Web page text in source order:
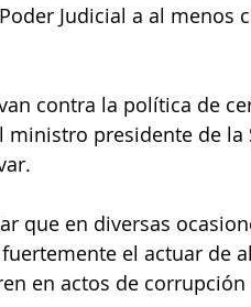
Judicial a al
contra la política de
presidente de la
que en diversas
el actuar de
en actos de